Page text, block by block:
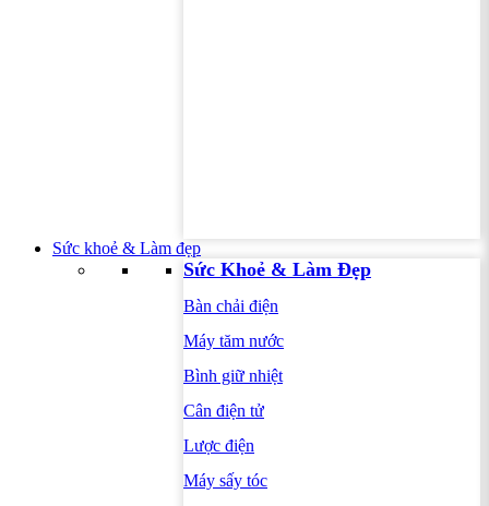
Sức khoẻ & Làm đẹp
Sức Khoẻ & Làm Đẹp
Bàn chải điện
Máy tăm nước
Bình giữ nhiệt
Cân điện tử
Lược điện
Máy sấy tóc